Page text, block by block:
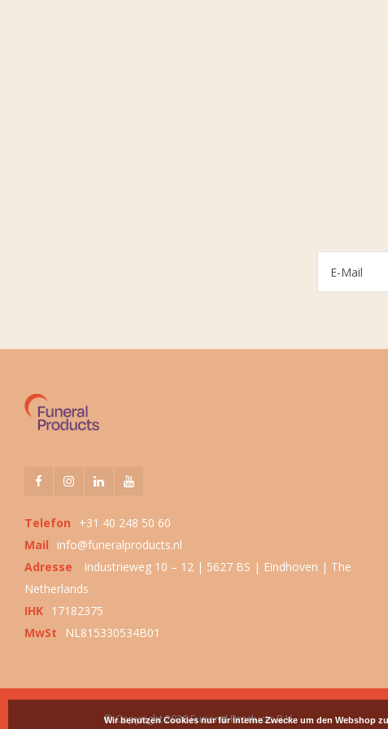
Telefon
+31 40 248 50 60
Mail
info@funeralproducts.nl
Adresse
Industrieweg 10 – 12 | 5627 BS | Eindhoven | The
Netherlands
IHK 17182375
MwSt
NL815330534B01
© Copyright 2026 Funeral Products B.V.
Wir benutzen Cookies nur für interne Zwecke um den Webshop